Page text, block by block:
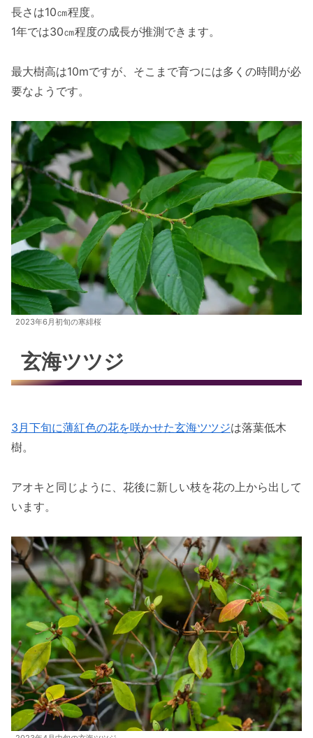
長さは10㎝程度。
1年では30㎝程度の成長が推測できます。
最大樹高は10mですが、そこまで育つには多くの時間が必
要なようです。
2023年6月初旬の寒緋桜
玄海ツツジ
3月下旬に薄紅色の花を咲かせた玄海ツツジは落葉低木
樹。
アオキと同じように、花後に新しい枝を花の上から出して
います。